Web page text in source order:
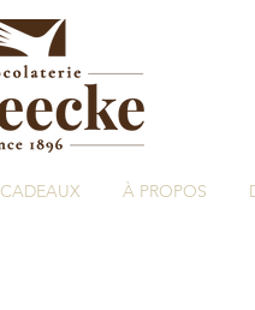
CADEAUX À PROPOS